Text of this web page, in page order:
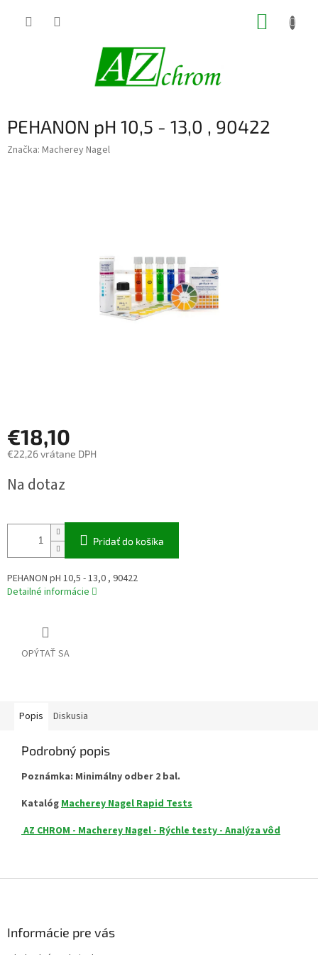
PEHANON pH 10,5 - 13,0 , 90422
Značka: Macherey Nagel
€18,10
€22,26 vrátane DPH
cena:
Na dotaz
Pridať do košíka
PEHANON pH 10,5 - 13,0 , 90422
Detailné informácie
OPÝTAŤ SA
Popis Diskusia
Podrobný popis
Poznámka: Minimálny odber 2 bal.
KatalógMacherey Nagel Rapid Tests
AZ CHROM - Macherey Nagel - Rýchle testy - Analýza vôd
Informácie pre vás